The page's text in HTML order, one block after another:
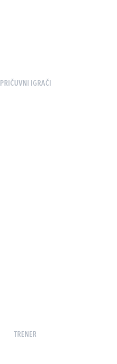
PRIČUVNI IGRAČI
TRENER